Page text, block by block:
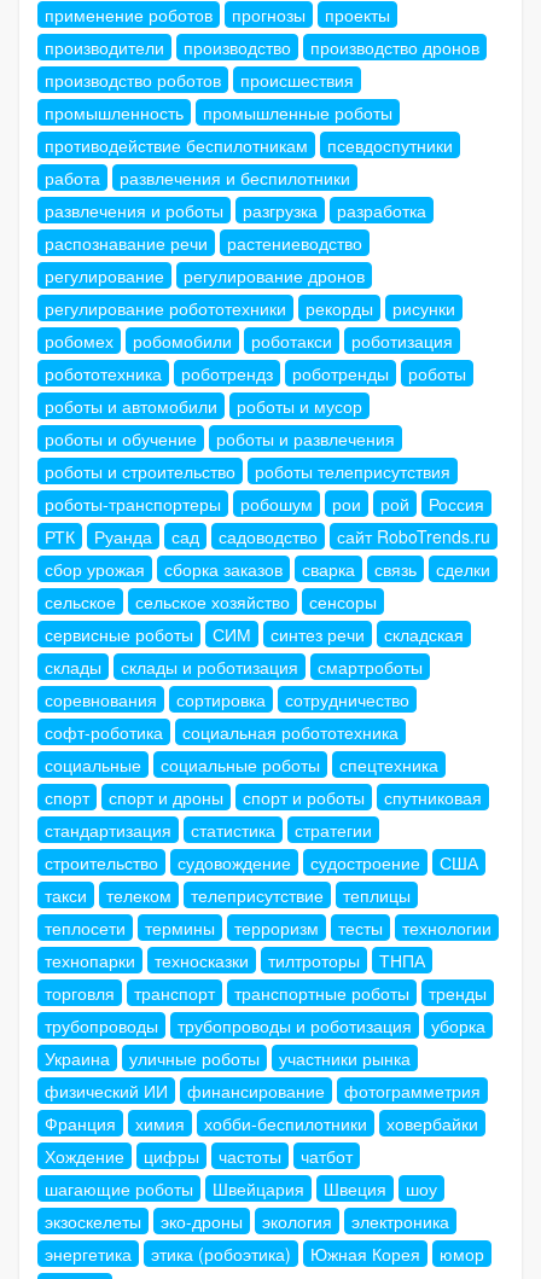
применение роботов
прогнозы
проекты
производители
производство
производство дронов
производство роботов
происшествия
промышленность
промышленные роботы
противодействие беспилотникам
псевдоспутники
работа
развлечения и беспилотники
развлечения и роботы
разгрузка
разработка
распознавание речи
растениеводство
регулирование
регулирование дронов
регулирование робототехники
рекорды
рисунки
робомех
робомобили роботакси
роботизация
робототехника
роботрендз роботренды
роботы
роботы и автомобили
роботы и мусор
роботы и обучение
роботы и развлечения
роботы и строительство
роботы телеприсутствия
роботы-транспортеры
робошум рои рой
Россия
РТК
Руанда сад садоводство
сайт RoboTrends.ru
сбор урожая
сборка заказов сварка связь
сделки
сельское
сельское хозяйство
сенсоры
сервисные роботы
СИМ синтез речи
складская
склады
склады и роботизация
смартроботы
соревнования
сортировка
сотрудничество
софт-роботика
социальная робототехника
социальные
социальные роботы
спецтехника
спорт
спорт и дроны спорт и роботы
спутниковая
стандартизация
статистика
стратегии
строительство
судовождение судостроение
США
такси
телеком телеприсутствие
теплицы
теплосети
термины терроризм тесты
технологии
технопарки
техносказки тилтроторы
ТНПА
торговля
транспорт транспортные роботы
тренды
трубопроводы
трубопроводы и роботизация
уборка
Украина
уличные роботы
участники рынка
физический ИИ
финансирование
фотограмметрия
Франция
химия хобби-беспилотники
ховербайки
Хождение
цифры частоты
чатбот
шагающие роботы
Швейцария Швеция
шоу
экзоскелеты
эко-дроны экология
электроника
энергетика
этика (робоэтика) Южная Корея
юмор